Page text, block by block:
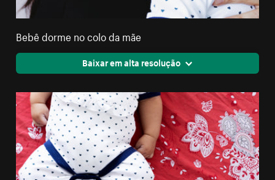
Bebê dorme no colo da mãe
Baixar em alta resolução